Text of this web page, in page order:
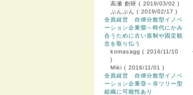
高瀬 創研 ( 2019/03/02 )
ぷんぷん ( 2019/02/17 )
全員経営 自律分散型イノベ
ーション企業⑩～時代にかみ
合うために古い規制や固定観
念を取り払う
komasagg ( 2016/11/10
)
Miki ( 2016/11/01 )
全員経営 自律分散型イノベ
ーション企業⑨～非ツリー型
組織に可能性あり